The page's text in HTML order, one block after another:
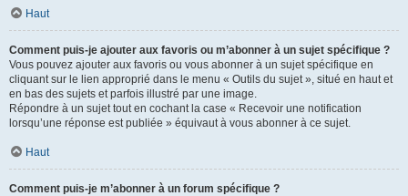
Haut
Comment puis-je ajouter aux favoris ou m’abonner à un sujet spécifique ?
Vous pouvez ajouter aux favoris ou vous abonner à un sujet spécifique en
cliquant sur le lien approprié dans le menu « Outils du sujet », situé en haut et
en bas des sujets et parfois illustré par une image.
Répondre à un sujet tout en cochant la case « Recevoir une notification
lorsqu’une réponse est publiée » équivaut à vous abonner à ce sujet.
Haut
Comment puis-je m’abonner à un forum spécifique ?